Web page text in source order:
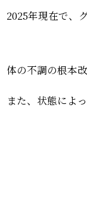
2025年現在で、
体の不調の根本
また、状態によ